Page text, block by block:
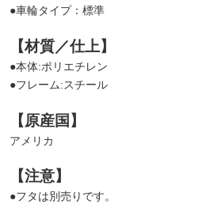
●車輪タイプ：標準
【材質／仕上】
●本体:ポリエチレン
●フレーム:スチール
【原産国】
アメリカ
【注意】
●フタは別売りです。